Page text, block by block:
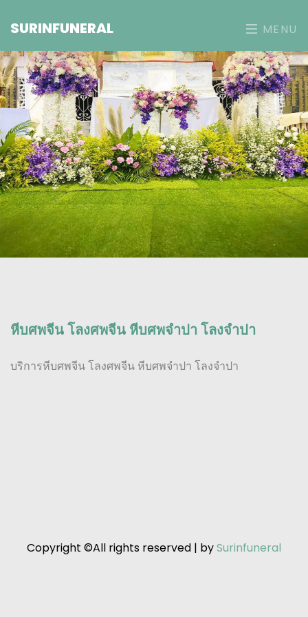
SURINFUNERAL MENU
หีบศพจีน โลงศพจีน หีบศพจำปา โลงจำปา
บริการหีบศพจีน โลงศพจีน หีบศพจำปา โลงจำปา
Copyright ©All rights reserved | bySurinfuneral